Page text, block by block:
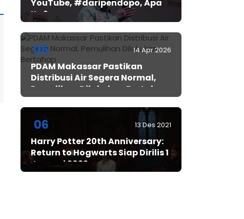
YouTube, #daripendopo, Apa
Itu?
05 14 Apr 2026
PDAM Makassar Pastikan
Distribusi Air Segera Normal,
Pemulihan Dilakukan Bertahap
06 13 Des 2021
Harry Potter 20th Anniversary:
Return to Hogwarts Siap Dirilis 1
Januari 2022